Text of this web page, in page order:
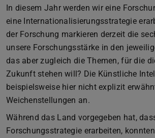
In diesem Jahr werden wir eine
eine Internationalisierungsstrategie
der Forschung markieren derzeit die
unsere Forschungsstärke in den
das aber zugleich die Themen, für die
Zukunft stehen will? Die Künstliche
beispielsweise hier nicht explizit
Weichenstellungen an.
Während das Land vorgegeben hat,
Forschungsstrategie erarbeiten,